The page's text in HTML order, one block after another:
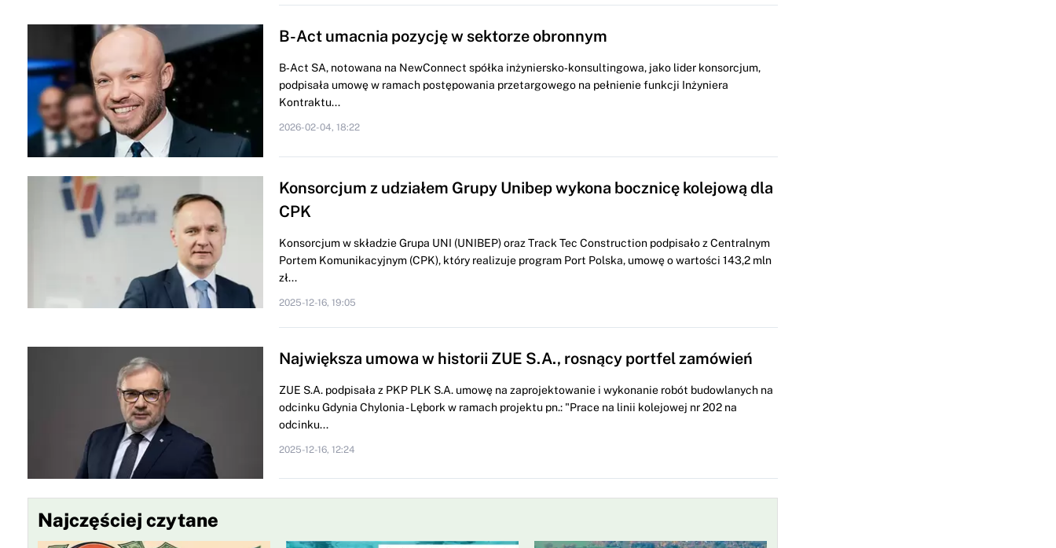
B-Act umacnia pozycję w sektorze obronnym
B‑Act SA, notowana na NewConnect spółka inżyniersko‑konsultingowa, jako lider konsorcjum,
podpisała umowę w ramach postępowania przetargowego na pełnienie funkcji Inżyniera
Kontraktu...
2026-02-04, 18:22
Konsorcjum z udziałem Grupy Unibep wykona bocznicę kolejową dla
CPK
Konsorcjum w składzie Grupa UNI (UNIBEP) oraz Track Tec Construction podpisało z Centralnym
Portem Komunikacyjnym (CPK), który realizuje program Port Polska, umowę o wartości 143,2 mln
zł...
2025-12-16, 19:05
Największa umowa w historii ZUE S.A., rosnący portfel zamówień
ZUE S.A. podpisała z PKP PLK S.A. umowę na zaprojektowanie i wykonanie robót budowlanych na
odcinku Gdynia Chylonia - Lębork w ramach projektu pn.: "Prace na linii kolejowej nr 202 na
odcinku...
2025-12-16, 12:24
Najczęściej czytane